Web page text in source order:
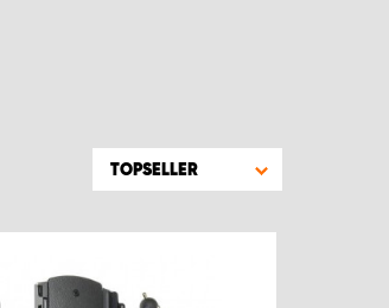
TOPSELLER